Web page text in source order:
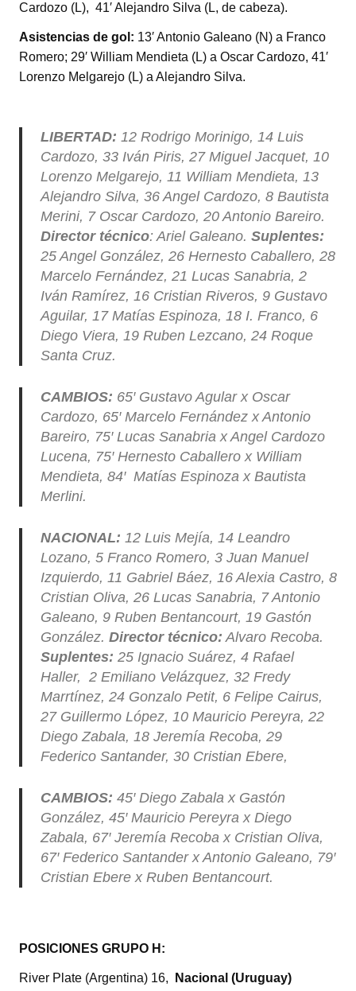
Cardozo (L), 41′ Alejandro Silva (L, de cabeza).
Asistencias de gol: 13′ Antonio Galeano (N) a Franco
Romero; 29′ William Mendieta (L) a Oscar Cardozo, 41′
Lorenzo Melgarejo (L) a Alejandro Silva.
LIBERTAD: 12 Rodrigo Morinigo, 14 Luis
Cardozo, 33 Iván Piris, 27 Miguel Jacquet, 10
Lorenzo Melgarejo, 11 William Mendieta, 13
Alejandro Silva, 36 Angel Cardozo, 8 Bautista
Merini, 7 Oscar Cardozo, 20 Antonio Bareiro.
Director técnico: Ariel Galeano. Suplentes:
25 Angel González, 26 Hernesto Caballero, 28
Marcelo Fernández, 21 Lucas Sanabria, 2
Iván Ramírez, 16 Cristian Riveros, 9 Gustavo
Aguilar, 17 Matías Espinoza, 18 I. Franco, 6
Diego Viera, 19 Ruben Lezcano, 24 Roque
Santa Cruz.
CAMBIOS: 65′ Gustavo Agular x Oscar
Cardozo, 65′ Marcelo Fernández x Antonio
Bareiro, 75′ Lucas Sanabria x Angel Cardozo
Lucena, 75′ Hernesto Caballero x William
Mendieta, 84′ Matías Espinoza x Bautista
Merlini.
NACIONAL: 12 Luis Mejía, 14 Leandro
Lozano, 5 Franco Romero, 3 Juan Manuel
Izquierdo, 11 Gabriel Báez, 16 Alexia Castro, 8
Cristian Oliva, 26 Lucas Sanabria, 7 Antonio
Galeano, 9 Ruben Bentancourt, 19 Gastón
González. Director técnico: Alvaro Recoba.
Suplentes: 25 Ignacio Suárez, 4 Rafael
Haller, 2 Emiliano Velázquez, 32 Fredy
Marrtínez, 24 Gonzalo Petit, 6 Felipe Cairus,
27 Guillermo López, 10 Mauricio Pereyra, 22
Diego Zabala, 18 Jeremía Recoba, 29
Federico Santander, 30 Cristian Ebere,
CAMBIOS: 45′ Diego Zabala x Gastón
González, 45′ Mauricio Pereyra x Diego
Zabala, 67′ Jeremía Recoba x Cristian Oliva,
67′ Federico Santander x Antonio Galeano, 79′
Cristian Ebere x Ruben Bentancourt.
POSICIONES GRUPO H:
River Plate (Argentina) 16,
Nacional (Uruguay)